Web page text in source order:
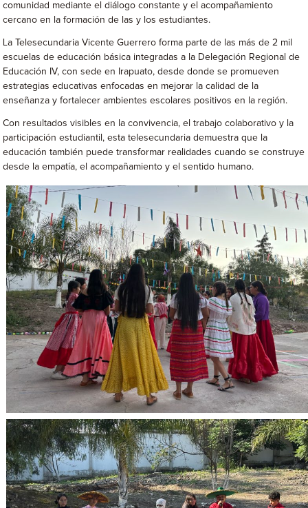
comunidad mediante el diálogo constante y el acompañamiento
cercano en la formación de las y los estudiantes.
La Telesecundaria Vicente Guerrero forma parte de las más de 2 mil
escuelas de educación básica integradas a la Delegación Regional de
Educación IV, con sede en Irapuato, desde donde se promueven
estrategias educativas enfocadas en mejorar la calidad de la
enseñanza y fortalecer ambientes escolares positivos en la región.
Con resultados visibles en la convivencia, el trabajo colaborativo y la
participación estudiantil, esta telesecundaria demuestra que la
educación también puede transformar realidades cuando se construye
desde la empatía, el acompañamiento y el sentido humano.